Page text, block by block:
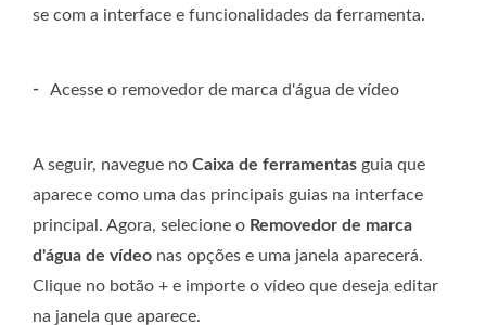
se com a interface e funcionalidades da ferramenta.
- Acesse o removedor de marca d'água de vídeo
A seguir, navegue no Caixa de ferramentas guia que
aparece como uma das principais guias na interface
principal. Agora, selecione o Removedor de marca
d'água de vídeo nas opções e uma janela aparecerá.
Clique no botão + e importe o vídeo que deseja editar
na janela que aparece.